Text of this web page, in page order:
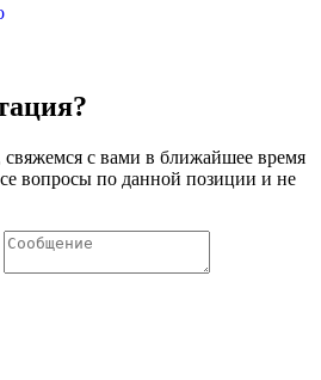
свяжемся с вами в ближайшее время
вопросы по данной позиции и не